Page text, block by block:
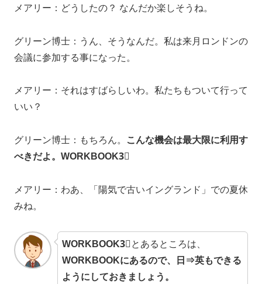
メアリー：どうしたの？ なんだか楽しそうね。
グリーン博士：うん、そうなんだ。私は来月ロンドンの
会議に参加する事になった。
メアリー：それはすばらしいわ。私たちもついて行って
いい？
グリーン博士：もちろん。
こんな機会は最大限に利用す
べきだよ。WORKBOOK3⃣
メアリー：わあ、「陽気で古いイングランド」での夏休
みね。
WORKBOOK3⃣ とあるところは、
WORKBOOKにあるので、日⇒英もできる
ようにしておきましょう。